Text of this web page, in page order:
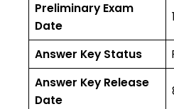
Preliminary Exam
Date
Answer Key Status
Answer Key Release
Date